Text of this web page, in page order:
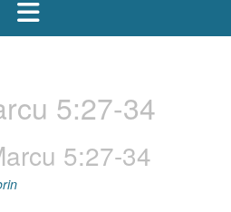
5:27-34
5:27-34